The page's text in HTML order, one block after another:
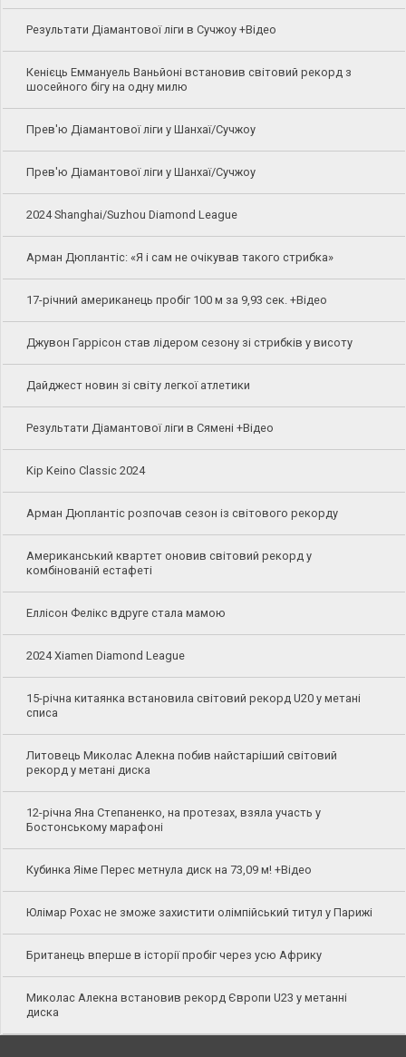
Результати Діамантової ліги в Сучжоу +Відео
Кенієць Еммануель Ваньйоні встановив світовий рекорд з
шосейного бігу на одну милю
Прев'ю Діамантової ліги у Шанхаї/Сучжоу
Прев'ю Діамантової ліги у Шанхаї/Сучжоу
2024 Shanghai/Suzhou Diamond League
Арман Дюплантіс: «Я і сам не очікував такого стрибка»
17-річний американець пробіг 100 м за 9,93 сек. +Відео
Джувон Гаррісон став лідером сезону зі стрибків у висоту
Дайджест новин зі світу легкої атлетики
Результати Діамантової ліги в Сямені +Відео
Kip Keino Classic 2024
Арман Дюплантіс розпочав сезон із світового рекорду
Американський квартет оновив світовий рекорд у
комбінованій естафеті
Еллісон Фелікс вдруге стала мамою
2024 Xiamen Diamond League
15-річна китаянка встановила світовий рекорд U20 у метані
списа
Литовець Миколас Алекна побив найстаріший світовий
рекорд у метані диска
12-річна Яна Степаненко, на протезах, взяла участь у
Бостонському марафоні
Кубинка Яіме Перес метнула диск на 73,09 м! +Відео
Юлімар Рохас не зможе захистити олімпійський титул у Парижі
Британець вперше в історії пробіг через усю Африку
Миколас Алекна встановив рекорд Європи U23 у метанні
диска